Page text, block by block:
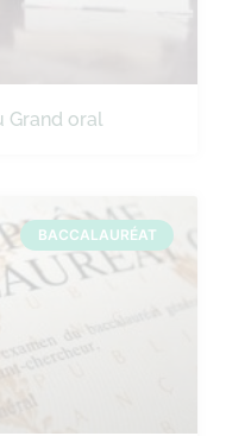
Grand oral
BACCALAURÉAT